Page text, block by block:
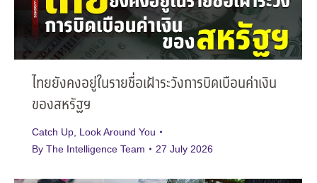
ไทยยังคงอยู่ในรายชื่อเฝ้าระวังการบิดเบือนค่าเงิน
ของสหรัฐฯ
Catch Up Look Around You
By The Intelligence Team 27 July 2026